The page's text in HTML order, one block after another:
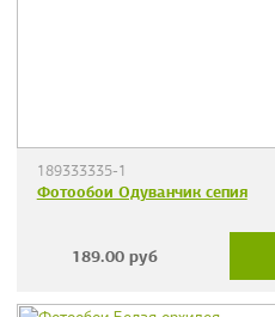
189333335-1
Фотообои Одуванчик сепия
189.00 руб